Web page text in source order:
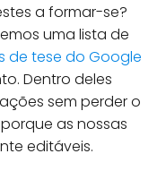
a formar-se?
uma lista de
de tese do Google
Dentro deles
sem perder o
as nossas
editáveis.